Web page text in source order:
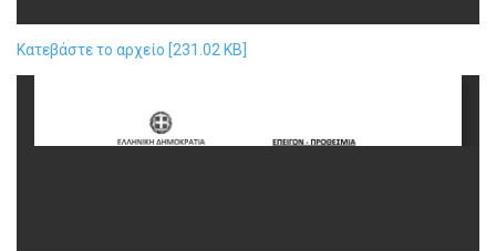
Κατεβάστε το αρχείο [231.02 KB]